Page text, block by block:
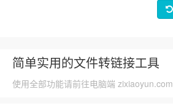
简单实用的文件转链接工具
使用全部功能请前往电脑端 zixiaoyun.com